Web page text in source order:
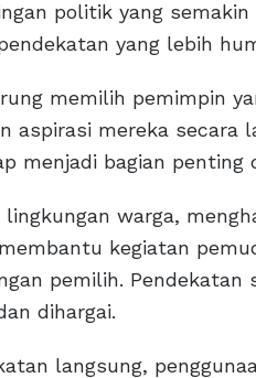
politik yang
yang lebih
memilih pemimpin
aspirasi mereka
menjadi bagian penting
lingkungan warga,
kegiatan
pemilih.
dihargai.
langsung,